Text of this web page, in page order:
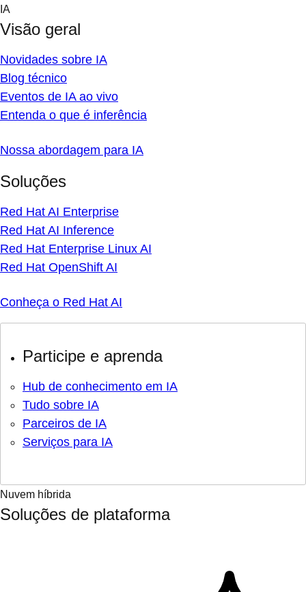
Skip
content
IA
Visão geral
Novidades sobre IA
Blog técnico
Eventos de IA ao vivo
Entenda o que é inferência
Nossa abordagem para IA
Soluções
Red Hat AI Enterprise
Red Hat AI Inference
Red Hat Enterprise Linux AI
Red Hat OpenShift AI
Conheça o Red Hat AI
Participe e aprenda
Hub de conhecimento em IA
Tudo sobre IA
Parceiros de IA
Serviços para IA
Nuvem híbrida
Soluções de plataforma